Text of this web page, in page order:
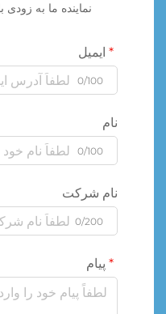
نماینده ما به
ایمیل
0/100
نام
0/100
نام شرکت
0/200
پیام